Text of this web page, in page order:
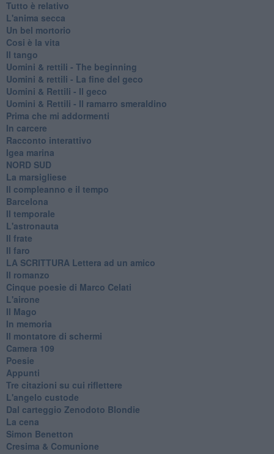
Tutto è relativo
L'anima secca
Un bel mortorio
Cosi è la vita
Il tango
​Uomini & rettili - The beginning
​Uomini & rettili - La fine del geco
Uomini & Rettili - Il geco
Uomini & Rettili - Il ramarro smeraldino
Prima che mi addormenti
In carcere
Racconto interattivo
Igea marina
​NORD SUD
La marsigliese
Il compleanno e il tempo
Barcelona
Il temporale
L'astronauta
Il frate
Il faro
​LA SCRITTURA Lettera ad un amico
Il romanzo
Cinque poesie di Marco Celati
L'airone
Il Mago
In memoria
Il montatore di schermi
Camera 109
Poesie
Appunti
Tre citazioni su cui riflettere
L'angelo custode
Dal carteggio Zenodoto Blondie
La cena
Simon Benetton
Cresima & Comunione